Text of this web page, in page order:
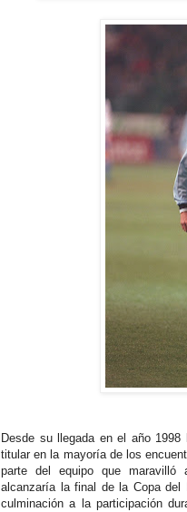
Desde su llegada en el año
titular en la mayoría de los
parte del equipo que maravilló
alcanzaría la final de la Copa
culminación a la participación